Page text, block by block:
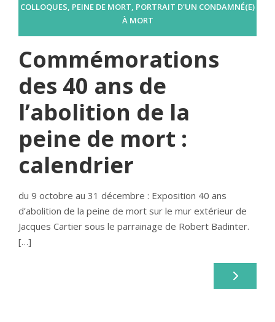
COLLOQUES, PEINE DE MORT, PORTRAIT D'UN CONDAMNÉ(E)
À MORT
Commémorations
des 40 ans de
l’abolition de la
peine de mort :
calendrier
du 9 octobre au 31 décembre : Exposition 40 ans
d’abolition de la peine de mort sur le mur extérieur de
Jacques Cartier sous le parrainage de Robert Badinter.
[…]